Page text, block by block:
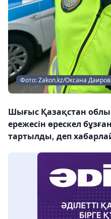
Фото: Zakon.kz/Оксана
Шығыс Қазақстан
ережесін өрескел
тартылды, деп